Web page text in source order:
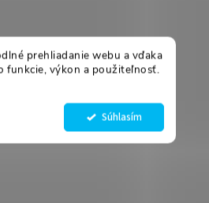
prehliadanie webu a vďaka
funkcie, výkon a použiteľnosť.
Súhlasím